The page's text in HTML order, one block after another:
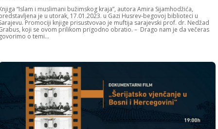
“Islam i muslimani bužimskog kraja”, autora Amira Sijamhodžića,
je u utorak, 17.01.2023. u Gazi Husrev-begovoj biblioteci u
Promociji knjige prisustvovao je muftija sarajevski prof. dr. Nedžad
koji se ovom prilikom prigodno obratio. – Drago nam je da večeras
o temi...